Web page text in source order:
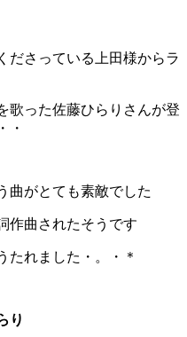
ださっている上田様からラ
歌った佐藤ひらりさんが登
・
曲がとても素敵でした
作曲されたそうです
たれました・。・＊
り